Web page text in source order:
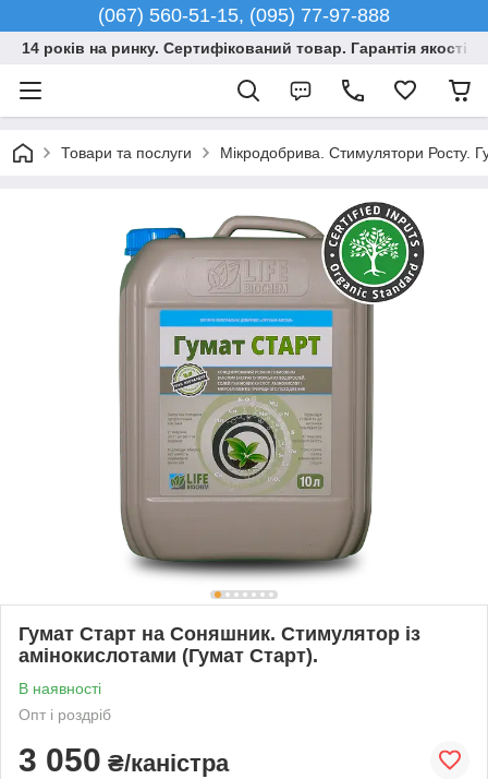
(067) 560-51-15, (095) 77-97-888
14 років на ринку. Сертифікований товар. Гарантія якості
Товари та послуги Мікродобрива. Стимулятори Росту.
Гумат Старт на Соняшник. Стимулятор із
амінокислотами (Гумат Старт).
В наявності
Опт і роздріб
3 050 ₴/каністра